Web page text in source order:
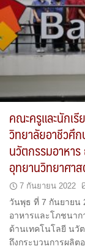
คณะครูและนักเรี
วิทยาลัยอาชีวศึก
นวัตกรรมอาหา
อุทยานวิทยาศา
7 กันยายน 2022
วันพุธ ที่ 7 กันยายน
อาหารและโภชนาก
ด้านเทคโนโลยี นวัต
ถึงกระบวนการผลิต